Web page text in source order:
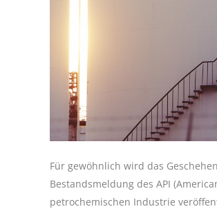
Für gewöhnlich wird das
Bestandsmeldung des API
petrochemischen Industrie